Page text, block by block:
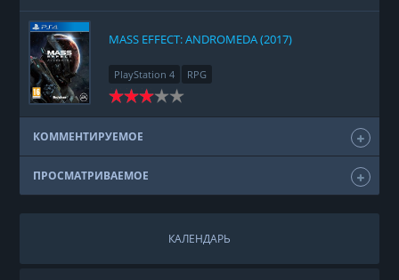
MASS EFFECT: ANDROMEDA (2017)
PlayStation 4 RPG
КОММЕНТИРУЕМОЕ
ПРОСМАТРИВАЕМОЕ
КАЛЕНДАРЬ